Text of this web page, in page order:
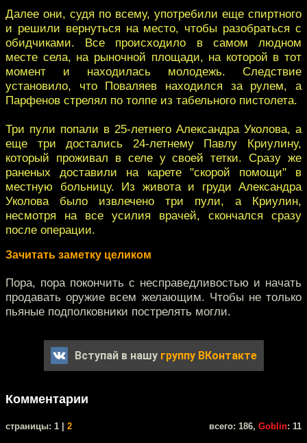
Далее они, судя по всему, употребили еще спиртного
и решили вернуться на место, чтобы разобраться с
обидчиками. Все происходило в самом людном
месте села, на рыночной площади, на которой в тот
момент и находилась молодежь. Следствие
установило, что Поваляев находился за рулем, а
Парфенов стрелял по толпе из табельного пистолета.
Три пули попали в 25-летнего Александра Уколова, а
еще три достались 24-летнему Павлу Криулину,
который проживал в селе у своей тетки. Сразу же
раненых доставили на карете "скорой помощи" в
местную больницу. Из живота и груди Александра
Уколова было извлечено три пули, а Криулин,
несмотря на все усилия врачей, скончался сразу
после операции.
Зачитать заметку целиком
Пора, пора покончить с несправедливостью и начать
продавать оружие всем желающим. Чтобы не только
пьяные подполковники пострелять могли.
Вступай в нашу группу ВКонтакте
Комментарии
cтраницы: 1 | 2 всего: 186, Goblin: 11